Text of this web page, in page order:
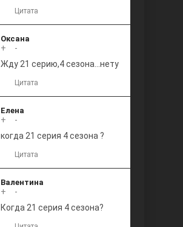
Цитата
Оксана
+
-
Жду 21 серию,4 сезона...нету
Цитата
Елена
+
-
когда 21 серия 4 сезона ?
Цитата
Валентина
+
-
Когда 21 серия 4 сезона?